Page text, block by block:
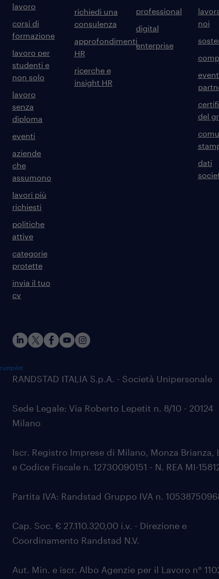
lavoro
corsi di
formazione
lavoro per
studenti e
non solo
lavoro
senza
diploma
eventi
aziende
che
assumono
lavori più
richiesti
politiche
attive
categorie
protette
invia il tuo
cv
richiedi una
consulenza
approfondimenti
HR
ricerche e
insight HR
professional
digital
enterprise
noi
del
dati
RANDSTAD ITALIA S.p.A. - Società Unipersonale
Sede Legale: Via Roberto Lepetit n. 8/10 - 20124
Milano
Iscr. Registro Imprese di Milano, Monza Brianza,
e Codice Fiscale n. 12730090151 - N. REA MI-
Partita IVA: Randstad Gruppo IVA n.
Cap. Soc. € 27.110.320,00 i.v. - Direzione e
Coordinamento Randstad N.V.
Aut. Min. e iscr. Albo Agenzie per il Lavoro n°